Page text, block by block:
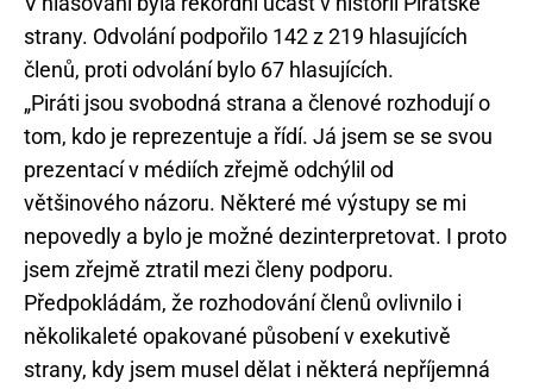
strany. Odvolání podpořilo 142 z 219 hlasujících
členů, proti odvolání bylo 67 hlasujících.
„Piráti jsou svobodná strana a členové rozhodují o
tom, kdo je reprezentuje a řídí. Já jsem se se svou
prezentací v médiích zřejmě odchýlil od
většinového názoru. Některé mé výstupy se mi
nepovedly a bylo je možné dezinterpretovat. I proto
jsem zřejmě ztratil mezi členy podporu.
Předpokládám, že rozhodování členů ovlivnilo i
několikaleté opakované působení v exekutivě
strany, kdy jsem musel dělat i některá nepříjemná